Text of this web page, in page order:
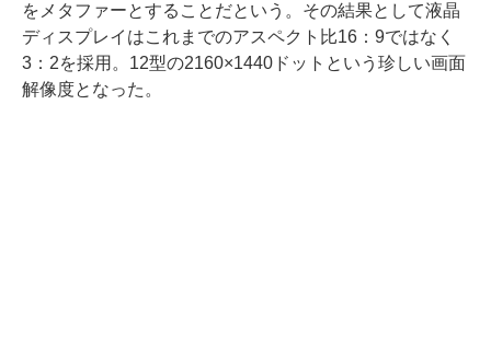
をメタファーとすることだという。その結果として液晶
ディスプレイはこれまでのアスペクト比16：9ではなく
3：2を採用。12型の2160×1440ドットという珍しい画面
解像度となった。